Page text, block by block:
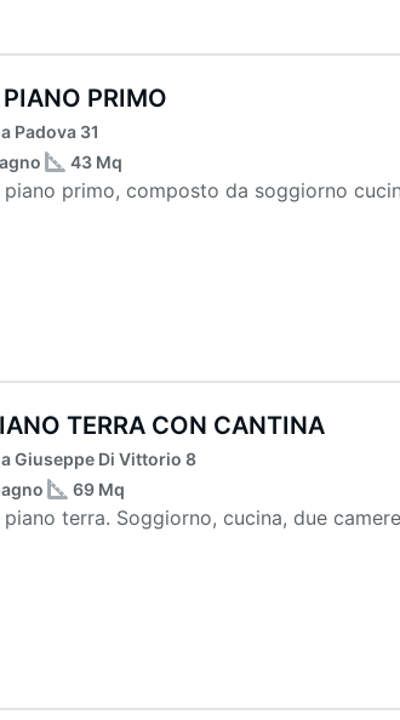
PRIMO
Padova 31
43 Mq
primo, composto da soggiorno
TERRA CON CANTINA
Giuseppe Di Vittorio 8
69 Mq
terra. Soggiorno, cucina, due